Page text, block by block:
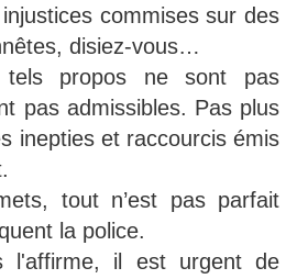
commises sur des
disiez-vous…
propos ne sont pas
pas admissibles. Pas plus
inepties et raccourcis émis
tout n’est pas parfait
la police.
l'affirme, il est urgent de